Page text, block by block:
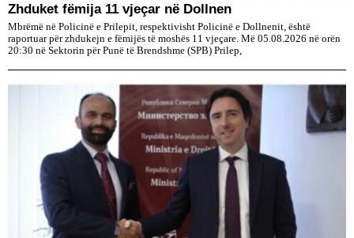
Zhduket fëmija 11 vjeçar në Dollnen
Mbrëmë në Policinë e Prilepit, respektivisht Policinë e Dollnenit, është
raportuar për zhdukejn e fëmijës të moshës 11 vjeçare. Më 05.08.2026 në orën
20:30 në Sektorin për Punë të Brendshme (SPB) Prilep,